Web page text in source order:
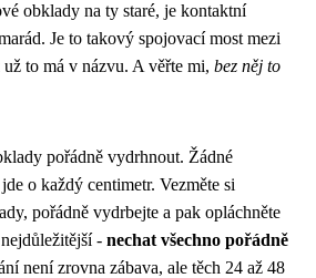
obklady na ty staré, je kontaktní
Je to takový spojovací most mezi
to má v názvu. A věřte mi, bez něj to
pořádně vydrhnout. Žádné
o každý centimetr. Vezměte si
pořádně vydrbejte a pak opláchněte
- nechat všechno pořádně
není zrovna zábava, ale těch 24 až 48